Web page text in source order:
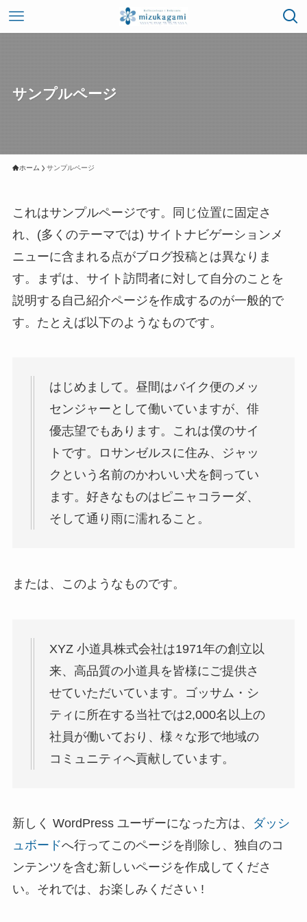
サンプルページ
ホーム サンプルページ
これはサンプルページです。同じ位置に固定さ
れ、(多くのテーマでは) サイトナビゲーションメ
ニューに含まれる点がブログ投稿とは異なりま
す。まずは、サイト訪問者に対して自分のことを
説明する自己紹介ページを作成するのが一般的で
す。たとえば以下のようなものです。
はじめまして。昼間はバイク便のメッ
センジャーとして働いていますが、俳
優志望でもあります。これは僕のサイ
トです。ロサンゼルスに住み、ジャッ
クという名前のかわいい犬を飼ってい
ます。好きなものはピニャコラーダ、
そして通り雨に濡れること。
または、このようなものです。
XYZ 小道具株式会社は1971年の創立以
来、高品質の小道具を皆様にご提供さ
せていただいています。ゴッサム・シ
ティに所在する当社では2,000名以上の
社員が働いており、様々な形で地域の
コミュニティへ貢献しています。
新しく WordPress ユーザーになった方は、
ダッシ
ュボードへ行ってこのページを削除し、独自のコ
ンテンツを含む新しいページを作成してくださ
い。それでは、お楽しみください !